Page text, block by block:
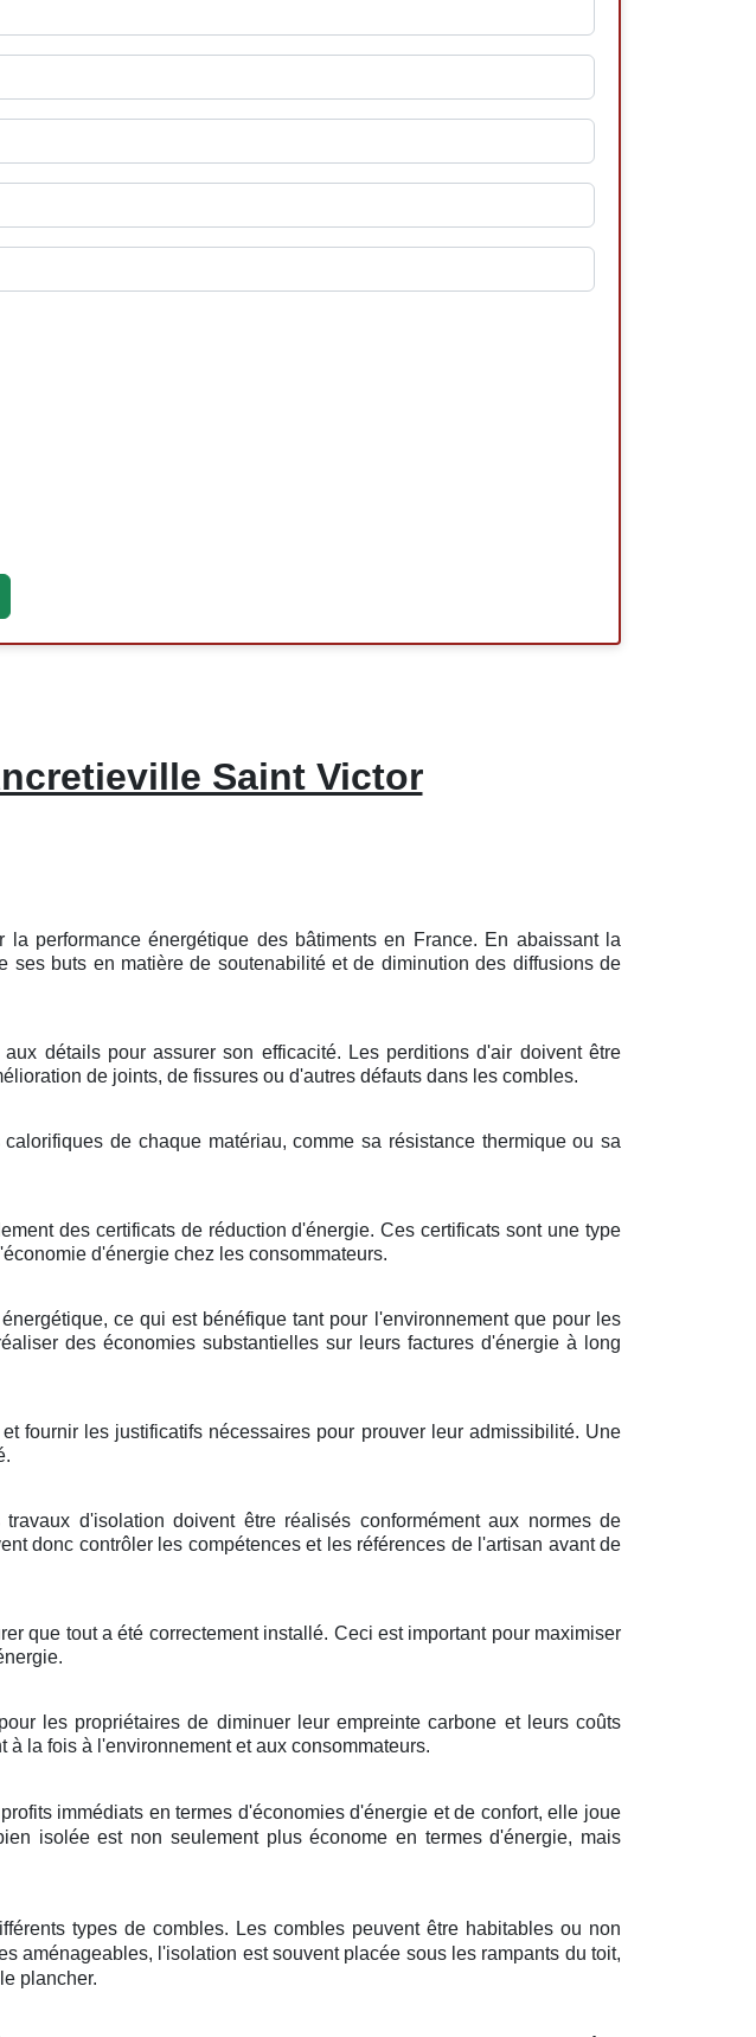
Saint Victor
performance énergétique des bâtiments en France. En abaissant la
buts en matière de soutenabilité et de diminution des diffusions de
détails pour assurer son efficacité. Les perditions d'air doivent être
de joints, de fissures ou d'autres défauts dans les combles.
de chaque matériau, comme sa résistance thermique ou sa
des certificats de réduction d'énergie. Ces certificats sont une type
d'énergie chez les consommateurs.
ce qui est bénéfique tant pour l'environnement que pour les
des économies substantielles sur leurs factures d'énergie à long
fournir les justificatifs nécessaires pour prouver leur admissibilité. Une
d'isolation doivent être réalisés conformément aux normes de
donc contrôler les compétences et les références de l'artisan avant de
que tout a été correctement installé. Ceci est important pour maximiser
les propriétaires de diminuer leur empreinte carbone et leurs coûts
la fois à l'environnement et aux consommateurs.
immédiats en termes d'économies d'énergie et de confort, elle joue
isolée est non seulement plus économe en termes d'énergie, mais
types de combles. Les combles peuvent être habitables ou non
aménageables, l'isolation est souvent placée sous les rampants du toit,
plancher.